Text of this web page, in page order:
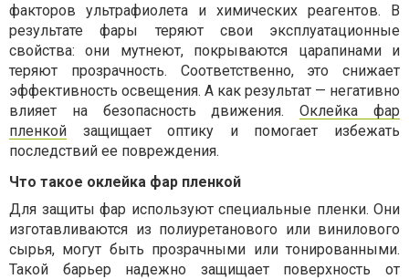
факторов ультрафиолета и химических реагентов. В
результате фары теряют свои эксплуатационные
свойства: они мутнеют, покрываются царапинами и
теряют прозрачность. Соответственно, это снижает
эффективность освещения. А как результат — негативно
влияет на безопасность движения.Оклейка фар
пленкой защищает оптику и помогает избежать
последствий ее повреждения.
Что такое оклейка фар пленкой
Для защиты фар используют специальные пленки. Они
изготавливаются из полиуретанового или винилового
сырья, могут быть прозрачными или тонированными.
Такой барьер надежно защищает поверхность от